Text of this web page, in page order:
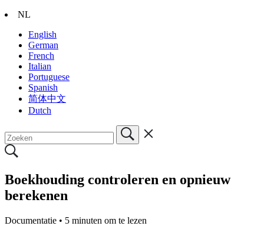
NL
English
German
French
Italian
Portuguese
Spanish
简体中文
Dutch
Boekhouding controleren en opnieuw
berekenen
Documentatie • 5 minuten om te lezen